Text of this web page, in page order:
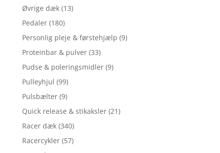
Øvrige dæk (13)
Pedaler (180)
Personlig pleje & førstehjælp (9)
Proteinbar & pulver (33)
Pudse & poleringsmidler (9)
Pulleyhjul (99)
Pulsbælter (9)
Quick release & stikaksler (21)
Racer dæk (340)
Racercykler (57)